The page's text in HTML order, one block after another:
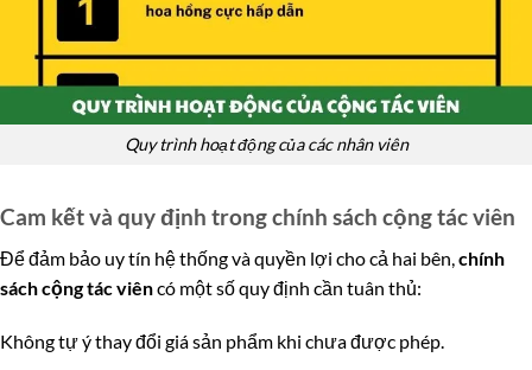
Quy trình hoạt động của các nhân viên
Cam kết và quy định trong chính sách cộng tác viên
Để đảm bảo uy tín hệ thống và quyền lợi cho cả hai bên, chính
sách cộng tác viêncó một số quy định cần tuân thủ:
Không tự ý thay đổi giá sản phẩm khi chưa được phép.